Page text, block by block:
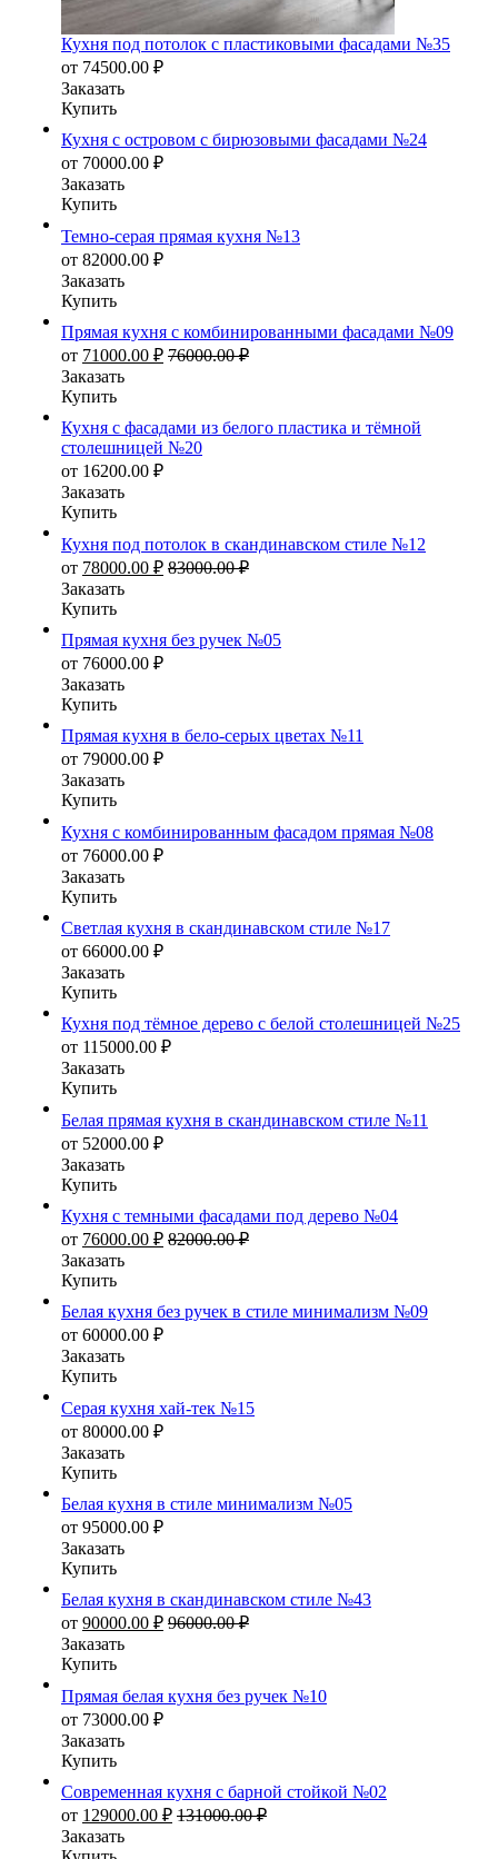
Кухня под потолок с пластиковыми фасадами №35
от 74500.00 ₽
Заказать
Купить
Кухня с островом с бирюзовыми фасадами №24
от 70000.00 ₽
Заказать
Купить
Темно-серая прямая кухня №13
от 82000.00 ₽
Заказать
Купить
Прямая кухня с комбинированными фасадами №09
от 71000.00 ₽ 76000.00₽
Заказать
Купить
Кухня с фасадами из белого пластика и тёмной
столешницей №20
от 16200.00 ₽
Заказать
Купить
Кухня под потолок в скандинавском стиле №12
от 78000.00 ₽ 83000.00₽
Заказать
Купить
Прямая кухня без ручек №05
от 76000.00 ₽
Заказать
Купить
Прямая кухня в бело-серых цветах №11
от 79000.00 ₽
Заказать
Купить
Кухня с комбинированным фасадом прямая №08
от 76000.00 ₽
Заказать
Купить
Светлая кухня в скандинавском стиле №17
от 66000.00 ₽
Заказать
Купить
Кухня под тёмное дерево с белой столешницей №25
от 115000.00 ₽
Заказать
Купить
Белая прямая кухня в скандинавском стиле №11
от 52000.00 ₽
Заказать
Купить
Кухня с темными фасадами под дерево №04
от 76000.00 ₽ 82000.00₽
Заказать
Купить
Белая кухня без ручек в стиле минимализм №09
от 60000.00 ₽
Заказать
Купить
Серая кухня хай-тек №15
от 80000.00 ₽
Заказать
Купить
Белая кухня в стиле минимализм №05
от 95000.00 ₽
Заказать
Купить
Белая кухня в скандинавском стиле №43
от 90000.00 ₽ 96000.00₽
Заказать
Купить
Прямая белая кухня без ручек №10
от 73000.00 ₽
Заказать
Купить
Современная кухня с барной стойкой №02
от 129000.00 ₽ 131000.00₽
Заказать